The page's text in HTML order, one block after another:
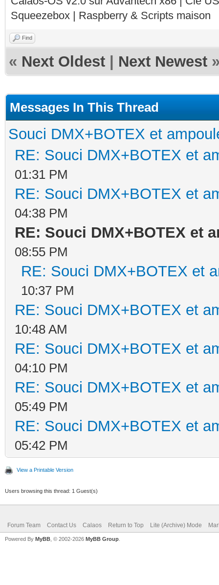
Squeezebox | Raspberry & Scripts maison
Find
« Next Oldest Next Newest
Messages In This Thread
Souci DMX+BOTEX et
RE: Souci DMX+BOTEX et
01:31 PM
RE: Souci DMX+BOTEX et
04:38 PM
RE: Souci DMX+BOTEX et
08:55 PM
RE: Souci DMX+BOTEX et
10:37 PM
RE: Souci DMX+BOTEX et
10:48 AM
RE: Souci DMX+BOTEX et
04:10 PM
RE: Souci DMX+BOTEX et
05:49 PM
RE: Souci DMX+BOTEX et
05:42 PM
View a Printable Version
Users browsing this thread: 1 Guest(s)
Forum Team Contact Us Calaos Return to Top Lite (Archive) Mode
Powered By MyBB , © 2002-2026 MyBB Group